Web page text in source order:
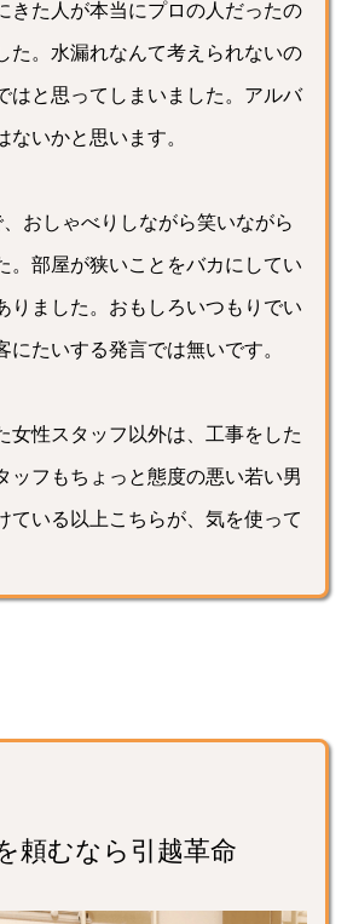
きた人が本当にプロの人だったの
た。水漏れなんて考えられないの
はと思ってしまいました。アルバ
ないかと思います。
おしゃべりしながら笑いながら
。部屋が狭いことをバカにしてい
りました。おもしろいつもりでい
にたいする発言では無いです。
女性スタッフ以外は、工事をした
ッフもちょっと態度の悪い若い男
ている以上こちらが、気を使って
頼むなら引越革命